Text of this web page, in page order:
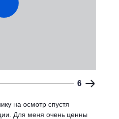
6
на осмотр спустя
Для меня очень ценны